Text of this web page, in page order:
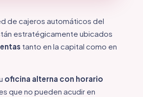
de cajeros automáticos del
estratégicamente ubicados
tanto en la capital como en
oficina alterna con horario
que no pueden acudir en